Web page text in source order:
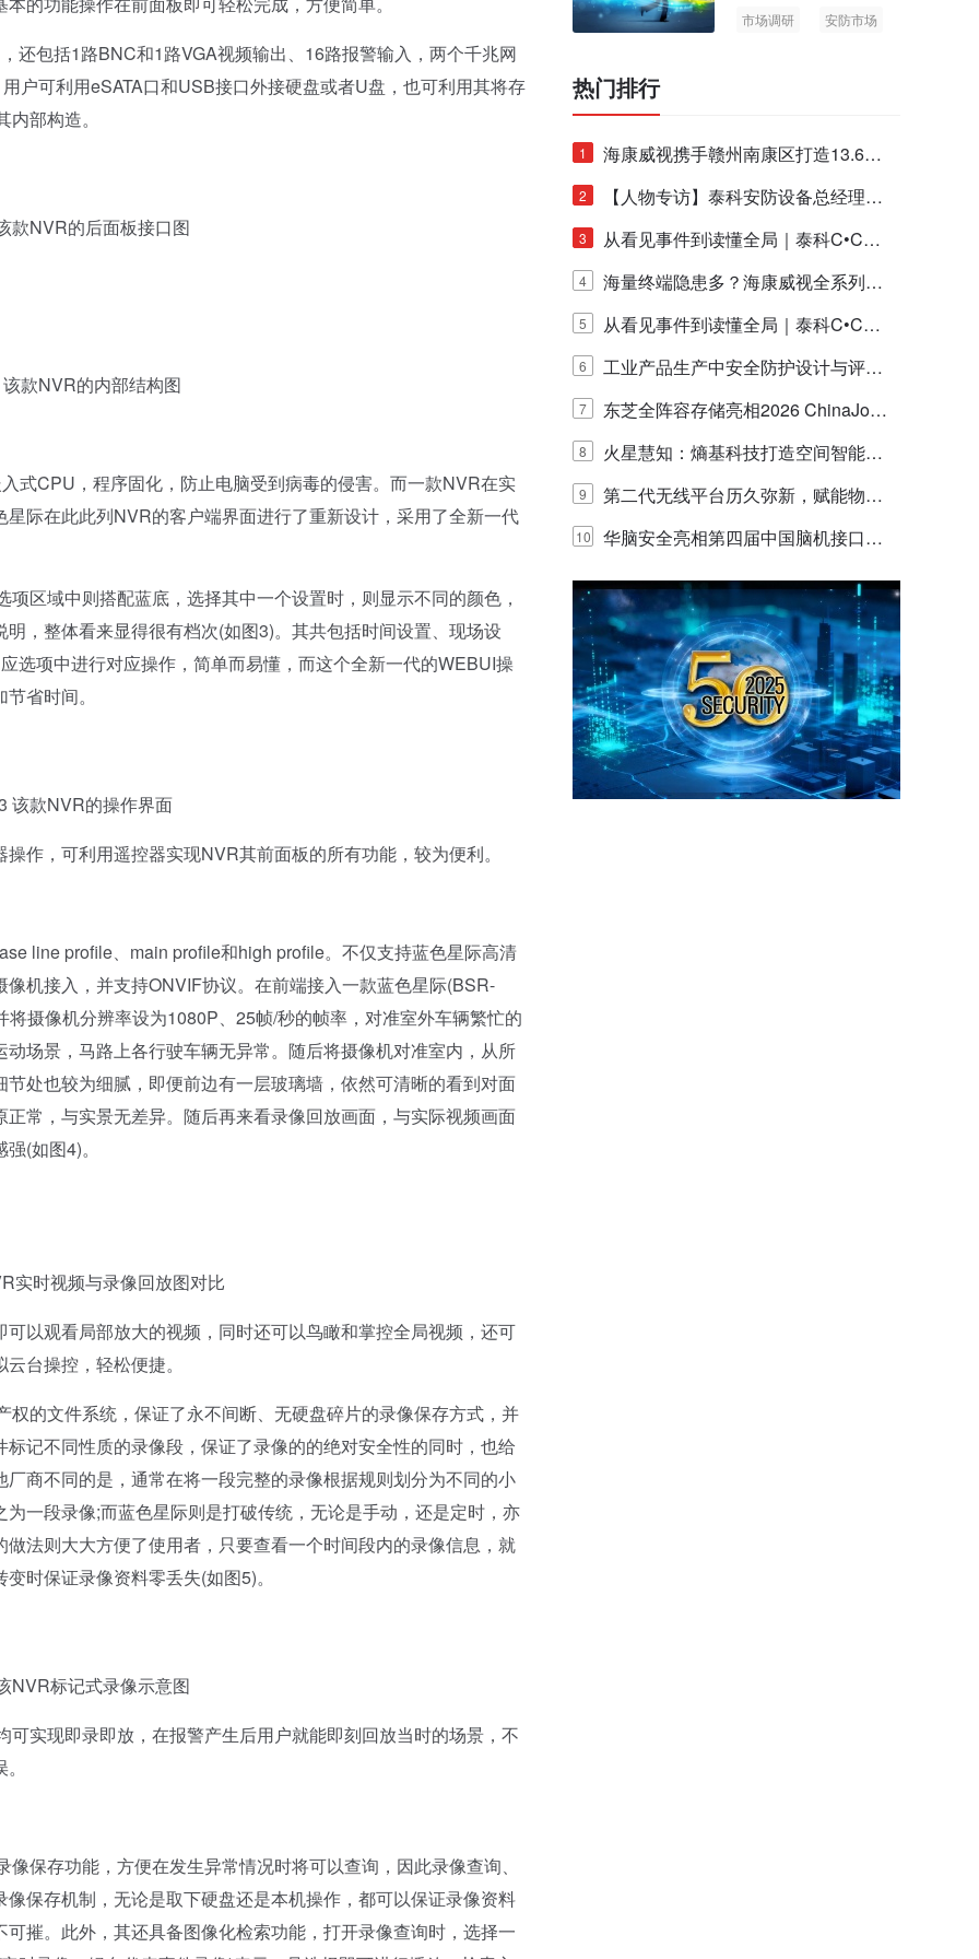
包括1路BNC和1路VGA视频输出、16路报警输入，两个千兆网
户可利用eSATA口和USB接口外接硬盘或者U盘，也可利用其将存
部构造。
的后面板接口图
NVR的内部结构图
CPU，程序固化，防止电脑受到病毒的侵害。而一款NVR在实
际在此此列NVR的客户端界面进行了重新设计，采用了全新一代
域中则搭配蓝底，选择其中一个设置时，则显示不同的颜色，
，整体看来显得很有档次(如图3)。其共包括时间设置、现场设
选项中进行对应操作，简单而易懂，而这个全新一代的WEBUI操
省时间。
NVR的操作界面
，可利用遥控器实现NVR其前面板的所有功能，较为便利。
profile、main profile和high profile。不仅支持蓝色星际高清
机接入，并支持ONVIF协议。在前端接入一款蓝色星际(BSR-
摄像机分辨率设为1080P、25帧/秒的帧率，对准室外车辆繁忙的
场景，马路上各行驶车辆无异常。随后将摄像机对准室内，从所
处也较为细腻，即便前边有一层玻璃墙，依然可清晰的看到对面
常，与实景无差异。随后再来看录像回放画面，与实际视频画面
(如图4)。
时视频与录像回放图对比
观看局部放大的视频，同时还可以鸟瞰和掌控全局视频，还可
台操控，轻松便捷。
文件系统，保证了永不间断、无硬盘碎片的录像保存方式，并
记不同性质的录像段，保证了录像的的绝对安全性的同时，也给
商不同的是，通常在将一段完整的录像根据规则划分为不同的小
一段录像;而蓝色星际则是打破传统，无论是手动，还是定时，亦
法则大大方便了使用者，只要查看一个时间段内的录像信息，就
时保证录像资料零丢失(如图5)。
标记式录像示意图
现即录即放，在报警产生后用户就能即刻回放当时的场景，不
存功能，方便在发生异常情况时将可以查询，因此录像查询、
保存机制，无论是取下硬盘还是本机操作，都可以保证录像资料
摧。此外，其还具备图像化检索功能，打开录像查询时，选择一
市场调研
安防市场
热门排行
1
海康威视携手赣州南康区打造13.6公
里绿波网
2
【人物专访】泰科安防设备总经理张
宁解码安防出海新范式
3
从看见事件到读懂全局｜泰科C•CUR
E IQ 3.20开启安防运营智能新时代
4
海量终端隐患多？海康威视全系列物
联安全产品，四层守护更放心！
5
从看见事件到读懂全局｜泰科C•CUR
E IQ 3.20开启安防运营智能新时代
6
工业产品生产中安全防护设计与评估
的实践与探讨
7
东芝全阵容存储亮相2026 ChinaJo
y，以海量数据底座赋能“与AI同游”新
体验
8
火星慧知：熵基科技打造空间智能时
代的认知中枢
9
第二代无线平台历久弥新，赋能物联
网创新迭代
10
华脑安全亮相第四届中国脑机接口大
赛 工业安全脑机接口技术赢行业顶级
专家关注